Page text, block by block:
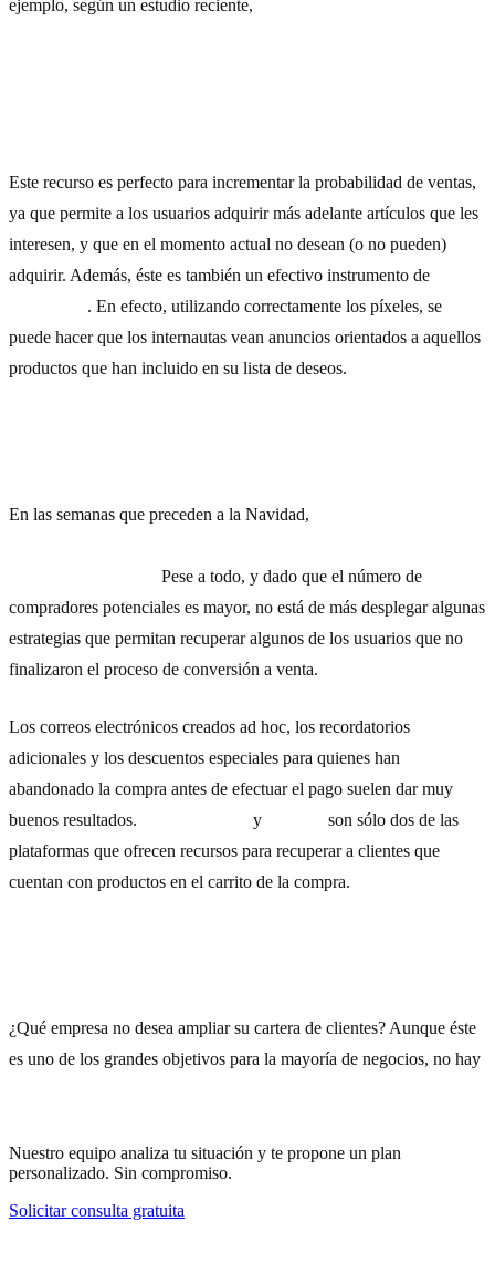
ejemplo, según un estudio reciente,
Este recurso es perfecto para incrementar la probabilidad de ventas,
ya que permite a los usuarios adquirir más adelante artículos que les
interesen, y que en el momento actual no desean (o no pueden)
adquirir. Además, éste es también un efectivo instrumento de
. En efecto, utilizando correctamente los píxeles, se
puede hacer que los internautas vean anuncios orientados a aquellos
productos que han incluido en su lista de deseos.
En las semanas que preceden a la Navidad,
Pese a todo, y dado que el número de
compradores potenciales es mayor, no está de más desplegar algunas
estrategias que permitan recuperar algunos de los usuarios que no
finalizaron el proceso de conversión a venta.
Los correos electrónicos creados ad hoc, los recordatorios
adicionales y los descuentos especiales para quienes han
abandonado la compra antes de efectuar el pago suelen dar muy
buenos resultados.
y
son sólo dos de las
plataformas que ofrecen recursos para recuperar a clientes que
cuentan con productos en el carrito de la compra.
¿Qué empresa no desea ampliar su cartera de clientes? Aunque éste
es uno de los grandes objetivos para la mayoría de negocios, no hay
Nuestro equipo analiza tu situación y te propone un plan
personalizado. Sin compromiso.
Solicitar consulta gratuita